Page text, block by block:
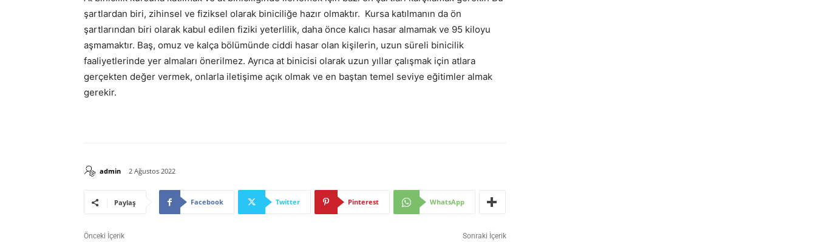
şartlardan biri, zihinsel ve fiziksel olarak biniciliğe hazır olmaktır. Kursa katılmanın da ön
şartlarından biri olarak kabul edilen fiziki yeterlilik, daha önce kalıcı hasar almamak ve 95 kiloyu
aşmamaktır. Baş, omuz ve kalça bölümünde ciddi hasar olan kişilerin, uzun süreli binicilik
faaliyetlerinde yer almaları önerilmez. Ayrıca at binicisi olarak uzun yıllar çalışmak için atlara
gerçekten değer vermek, onlarla iletişime açık olmak ve en baştan temel seviye eğitimler almak
gerekir.
admin 2 Ağustos 2022
Paylaş Facebook Twitter Pinterest WhatsApp
Önceki İçerik Sonraki İçerik